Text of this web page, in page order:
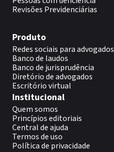
Revisões Previdenciárias
Produto
Redes sociais para advogados
Banco de laudos
Banco de jurisprudência
Diretório de advogados
Escritório virtual
Institucional
Quem somos
Princípios editoriais
Central de ajuda
Termos de uso
Política de privacidade